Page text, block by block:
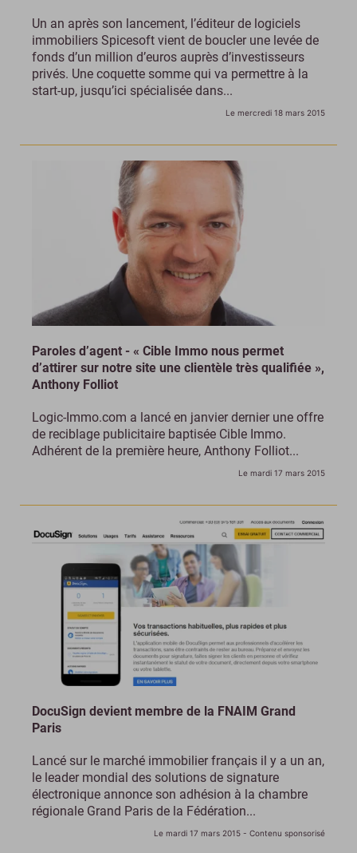
Un an après son lancement, l’éditeur de logiciels
immobiliers Spicesoft vient de boucler une levée de
fonds d’un million d’euros auprès d’investisseurs
privés. Une coquette somme qui va permettre à la
start-up, jusqu’ici spécialisée dans...
Le mercredi 18 mars 2015
Paroles d’agent - « Cible Immo nous permet
d’attirer sur notre site une clientèle très qualifiée »,
Anthony Folliot
Logic-Immo.com a lancé en janvier dernier une offre
de reciblage publicitaire baptisée Cible Immo.
Adhérent de la première heure, Anthony Folliot...
Le mardi 17 mars 2015
DocuSign devient membre de la FNAIM Grand
Paris
Lancé sur le marché immobilier français il y a un an,
le leader mondial des solutions de signature
électronique annonce son adhésion à la chambre
régionale Grand Paris de la Fédération...
Le mardi 17 mars 2015 - Contenu sponsorisé